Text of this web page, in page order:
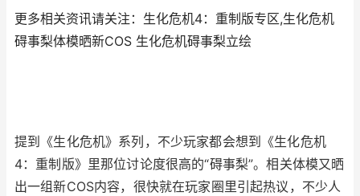
更多相关资讯请关注：生化危机4：重制版专区,生化危机
碍事梨体模晒新COS 生化危机碍事梨立绘
提到《生化危机》系列，不少玩家都会想到《生化危机
4：重制版》里那位讨论度很高的“碍事梨”。相关体模又晒
出一组新COS内容，很快就在玩家圈里引起热议，不少人